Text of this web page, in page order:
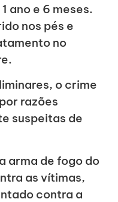
ano e 6 meses.
nos pés e
no
o crime
razões
suspeitas de
arma de fogo do
as vítimas,
contra a